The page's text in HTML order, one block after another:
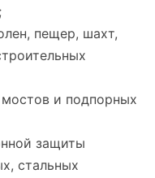
пещер, шахт,
и подпорных
защиты
стальных